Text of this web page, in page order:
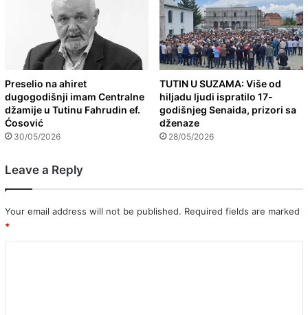
Preselio na ahiret
dugogodišnji imam Centralne
džamije u Tutinu Fahrudin ef.
Ćosović
30/05/2026
TUTIN U SUZAMA: Više od
hiljadu ljudi ispratilo 17-
godišnjeg Senaida, prizori sa
dženaze
28/05/2026
Leave a Reply
Your email address will not be published. Required fields are marked
*